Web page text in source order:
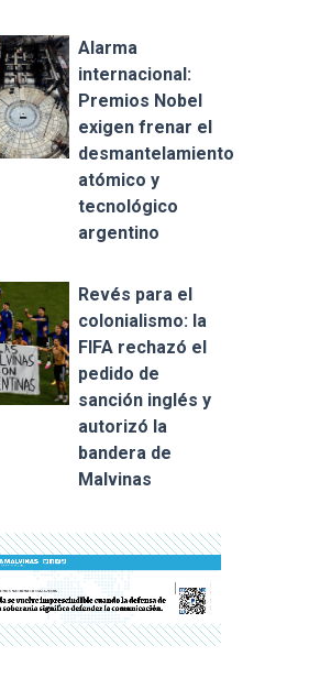
Alarma
internacional:
Premios Nobel
exigen frenar el
desmantelamiento
atómico y
tecnológico
argentino
Revés para el
colonialismo: la
FIFA rechazó el
pedido de
sanción inglés y
autorizó la
bandera de
Malvinas